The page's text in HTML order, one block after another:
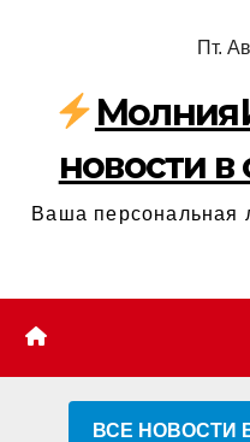
содержимому
Пт.
новости
Ваша персональная
ВСЕ НОВОСТИ